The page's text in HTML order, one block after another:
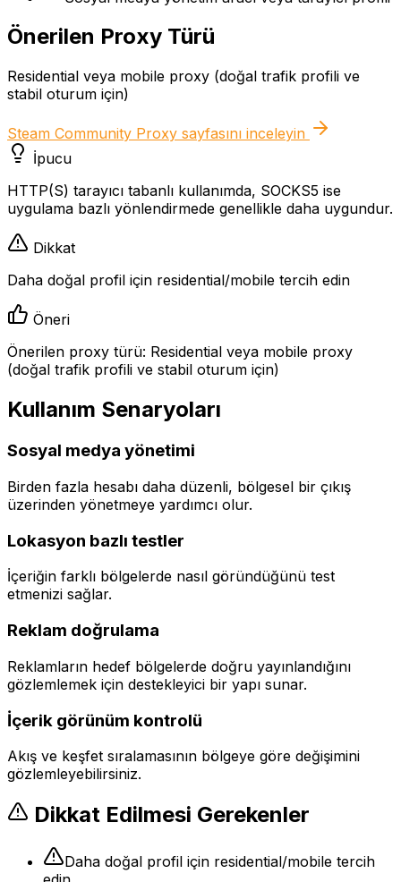
Önerilen Proxy Türü
Residential veya mobile proxy (doğal trafik profili ve
stabil oturum için)
Steam Community Proxy sayfasını inceleyin
İpucu
HTTP(S) tarayıcı tabanlı kullanımda, SOCKS5 ise
uygulama bazlı yönlendirmede genellikle daha uygundur.
Dikkat
Daha doğal profil için residential/mobile tercih edin
Öneri
Önerilen proxy türü: Residential veya mobile proxy
(doğal trafik profili ve stabil oturum için)
Kullanım Senaryoları
Sosyal medya yönetimi
Birden fazla hesabı daha düzenli, bölgesel bir çıkış
üzerinden yönetmeye yardımcı olur.
Lokasyon bazlı testler
İçeriğin farklı bölgelerde nasıl göründüğünü test
etmenizi sağlar.
Reklam doğrulama
Reklamların hedef bölgelerde doğru yayınlandığını
gözlemlemek için destekleyici bir yapı sunar.
İçerik görünüm kontrolü
Akış ve keşfet sıralamasının bölgeye göre değişimini
gözlemleyebilirsiniz.
Dikkat Edilmesi Gerekenler
Daha doğal profil için residential/mobile tercih